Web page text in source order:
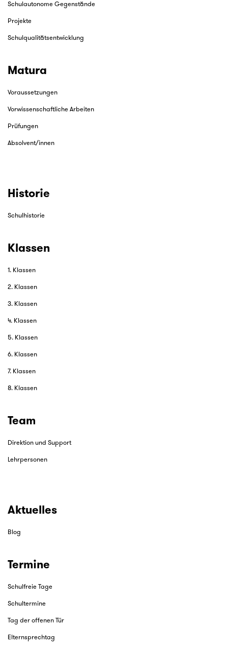
Schulautonome Gegenstände
Projekte
Schulqualitätsentwicklung
Matura
Voraussetzungen
Vorwissenschaftliche Arbeiten
Prüfungen
Absolvent/innen
Historie
Schulhistorie
Klassen
1. Klassen
2. Klassen
3. Klassen
4. Klassen
5. Klassen
6. Klassen
7. Klassen
8. Klassen
Team
Direktion und Support
Lehrpersonen
Aktuelles
Blog
Termine
Schulfreie Tage
Schultermine
Tag der offenen Tür
Elternsprechtag